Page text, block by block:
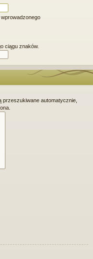
ciągu znaków.
automatycznie,